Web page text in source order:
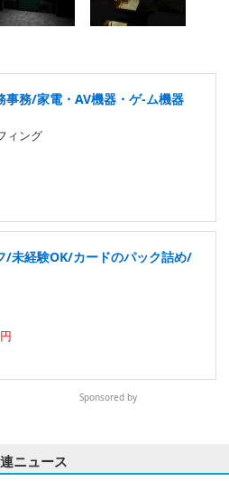
事務/家電・AV機器・ゲ-ム機器
ィング
/未経験OK/カードのパック詰め/
Sponsored by
ニュース